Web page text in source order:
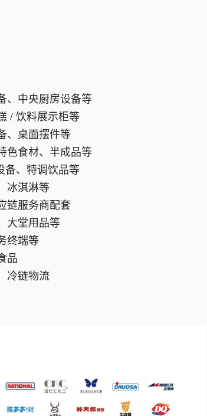
、中央厨房设备等
/ 饮料展示柜等
、桌面摆件等
色食材、半成品等
备、特调饮品等
冰淇淋等
链服务商配套
大堂用品等
终端等
品
冷链物流